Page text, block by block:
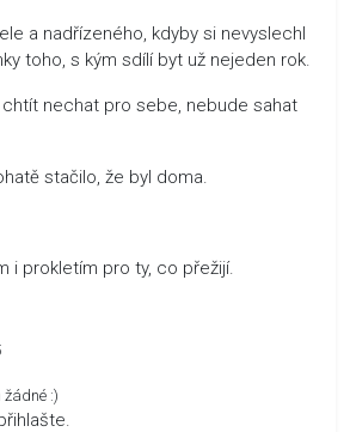
a nadřízeného, kdyby si nevyslechl
toho, s kým sdílí byt už nejeden rok.
nechat pro sebe, nebude sahat
stačilo, že byl doma.
i prokletím pro ty, co přežijí.
:)